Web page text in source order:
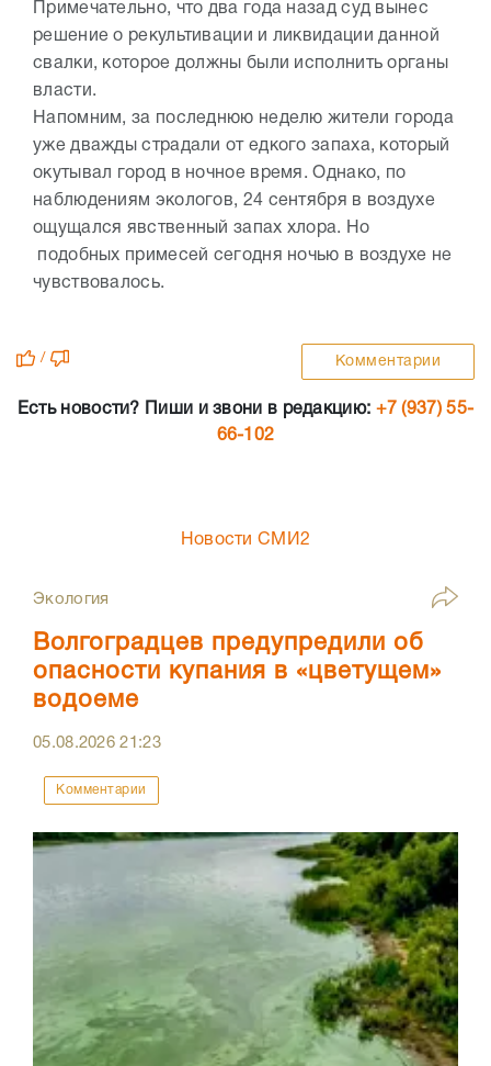
Примечательно, что два года назад суд вынес
решение о рекультивации и ликвидации данной
свалки, которое должны были исполнить органы
власти.
Напомним, за последнюю неделю жители города
уже дважды страдали от едкого запаха, который
окутывал город в ночное время. Однако, по
наблюдениям экологов, 24 сентября в воздухе
ощущался явственный запах хлора. Но
подобных примесей сегодня ночью в воздухе не
чувствовалось.
/ Комментарии
Есть новости? Пиши и звони в редакцию: +7 (937) 55-
66-102
Новости СМИ2
Экология
Волгоградцев предупредили об
опасности купания в «цветущем»
водоеме
05.08.202621:23
Комментарии